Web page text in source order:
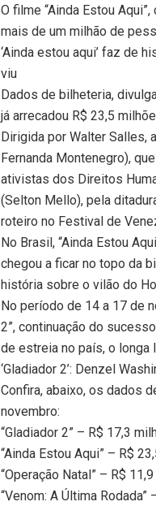
O filme “Ainda Estou
mais de um milhão de
‘Ainda estou aqui’ faz de
viu
Dados de bilheteria,
já arrecadou R$ 23,5
Dirigida por Walter Salles,
Fernanda Montenegro),
ativistas dos Direitos
(Selton Mello), pela
roteiro no Festival de
No Brasil, “Ainda Estou
chegou a ficar no topo da
história sobre o vilão do
No período de 14 a 17 de
2”, continuação do
de estreia no país, o
‘Gladiador 2’: Denzel
Confira, abaixo, os dados
novembro:
“Gladiador 2” – R$ 17,3
“Ainda Estou Aqui” – R$
“Operação Natal” – R$
“Venom: A Última